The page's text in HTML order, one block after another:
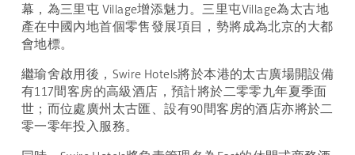
幕，為三里屯 Village增添魅力。三里屯Village為太古地
產在中國內地首個零售發展項目，勢將成為北京的大都
會地標。
繼瑜舍啟用後，Swire Hotels將於本港的太古廣場開設備
有117間客房的高級酒店，預計將於二零零九年夏季面
世；而位處廣州太古匯、設有90間客房的酒店亦將於二
零一零年投入服務。